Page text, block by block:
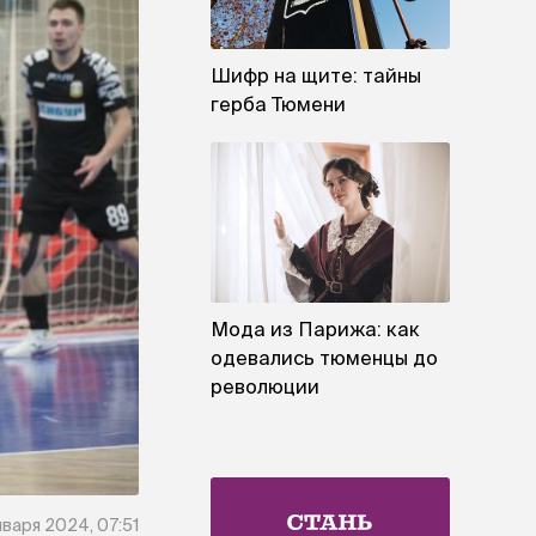
2024, 07:51
Шифр на щите: тайны
герба Тюмени
Мода из Парижа: как
одевались тюменцы до
революции